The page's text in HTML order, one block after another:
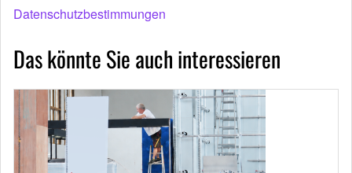
Datenschutzbestimmungen
Das könnte Sie auch interessieren